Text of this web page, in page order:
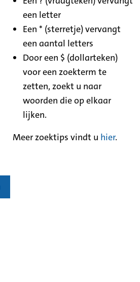
een letter
Een * (sterretje) vervangt
een aantal letters
Door een $ (dollarteken)
voor een zoekterm te
zetten, zoekt u naar
woorden die op elkaar
lijken.
Meer zoektips vindt u hier.